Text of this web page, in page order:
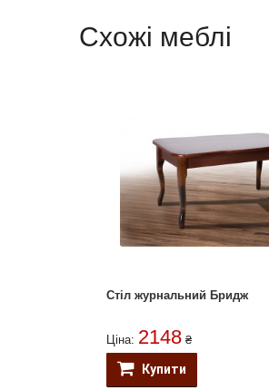
Схожі меблі
Стіл журнальний Бридж
Ціна: 2148 ₴
Купити